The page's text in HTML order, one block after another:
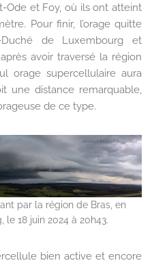
Ode et Foy, où ils ont atteint
Pour finir, l’orage quitte
de Luxembourg et
avoir traversé la région
orage supercellulaire aura
une distance remarquable,
de ce type.
par la région de Bras, en
18 juin 2024 à 20h43.
bien active et encore